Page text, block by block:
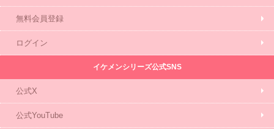
無料会員登録
ログイン
イケメンシリーズ公式SNS
公式X
公式YouTube